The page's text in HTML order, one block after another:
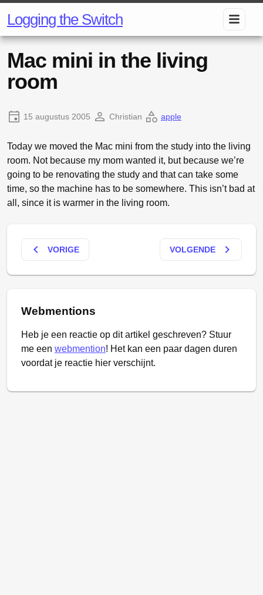
Logging the Switch
Mac mini in the living
room
15 augustus 2005 Christian apple
Today we moved the Mac mini from the study into the living
room. Not because my mom wanted it, but because we’re
going to be renovating the study and that can take some
time, so the machine has to be somewhere. This isn’t bad at
all, since it is warmer in the living room.
keyboard_arrow_left VORIGE VOLGENDE keyboard_arrow_right
Webmentions
Heb je een reactie op dit artikel geschreven? Stuur
me een webmention! Het kan een paar dagen duren
voordat je reactie hier verschijnt.